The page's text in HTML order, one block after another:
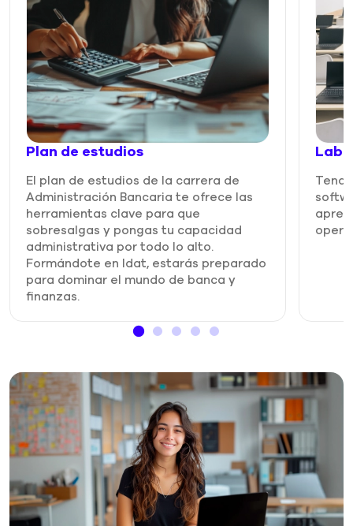
Plan de estudios
El plan de estudios de la carrera de
Administración Bancaria te ofrece las
herramientas clave para que
sobresalgas y pongas tu capacidad
administrativa por todo lo alto.
Formándote en Idat, estarás preparado
para dominar el mundo de banca y
finanzas.